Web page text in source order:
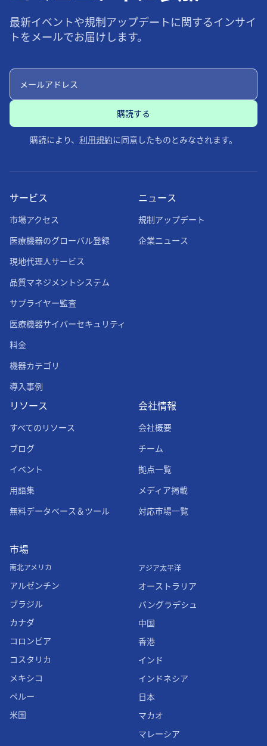
最新イベントや規制アップデートに関するインサイ
トをメールでお届けします。
購読により、 利用規約に同意したものとみなされます。
ニュース
規制アップデート
企業ニュース
サービス
市場アクセス
医療機器のグローバル登録
現地代理人サービス
品質マネジメントシステム
サプライヤー監査
医療機器サイバーセキュリティ
料金
機器カテゴリ
導入事例
リソース
すべてのリソース
ブログ
イベント
用語集
無料データベース＆ツール
会社情報
会社概要
チーム
拠点一覧
メディア掲載
対応市場一覧
市場
南北アメリカ
アルゼンチン
ブラジル
カナダ
コロンビア
コスタリカ
メキシコ
ペルー
米国
アジア太平洋
オーストラリア
バングラデシュ
中国
香港
インド
インドネシア
日本
マカオ
マレーシア